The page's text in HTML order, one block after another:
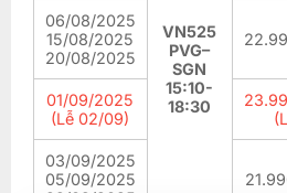
VN525
PVG–
SGN
15:10-
18:30
06/08/2025
15/08/2025
20/08/2025
01/09/2025
(Lễ 02/09)
03/09/2025
05/09/2025